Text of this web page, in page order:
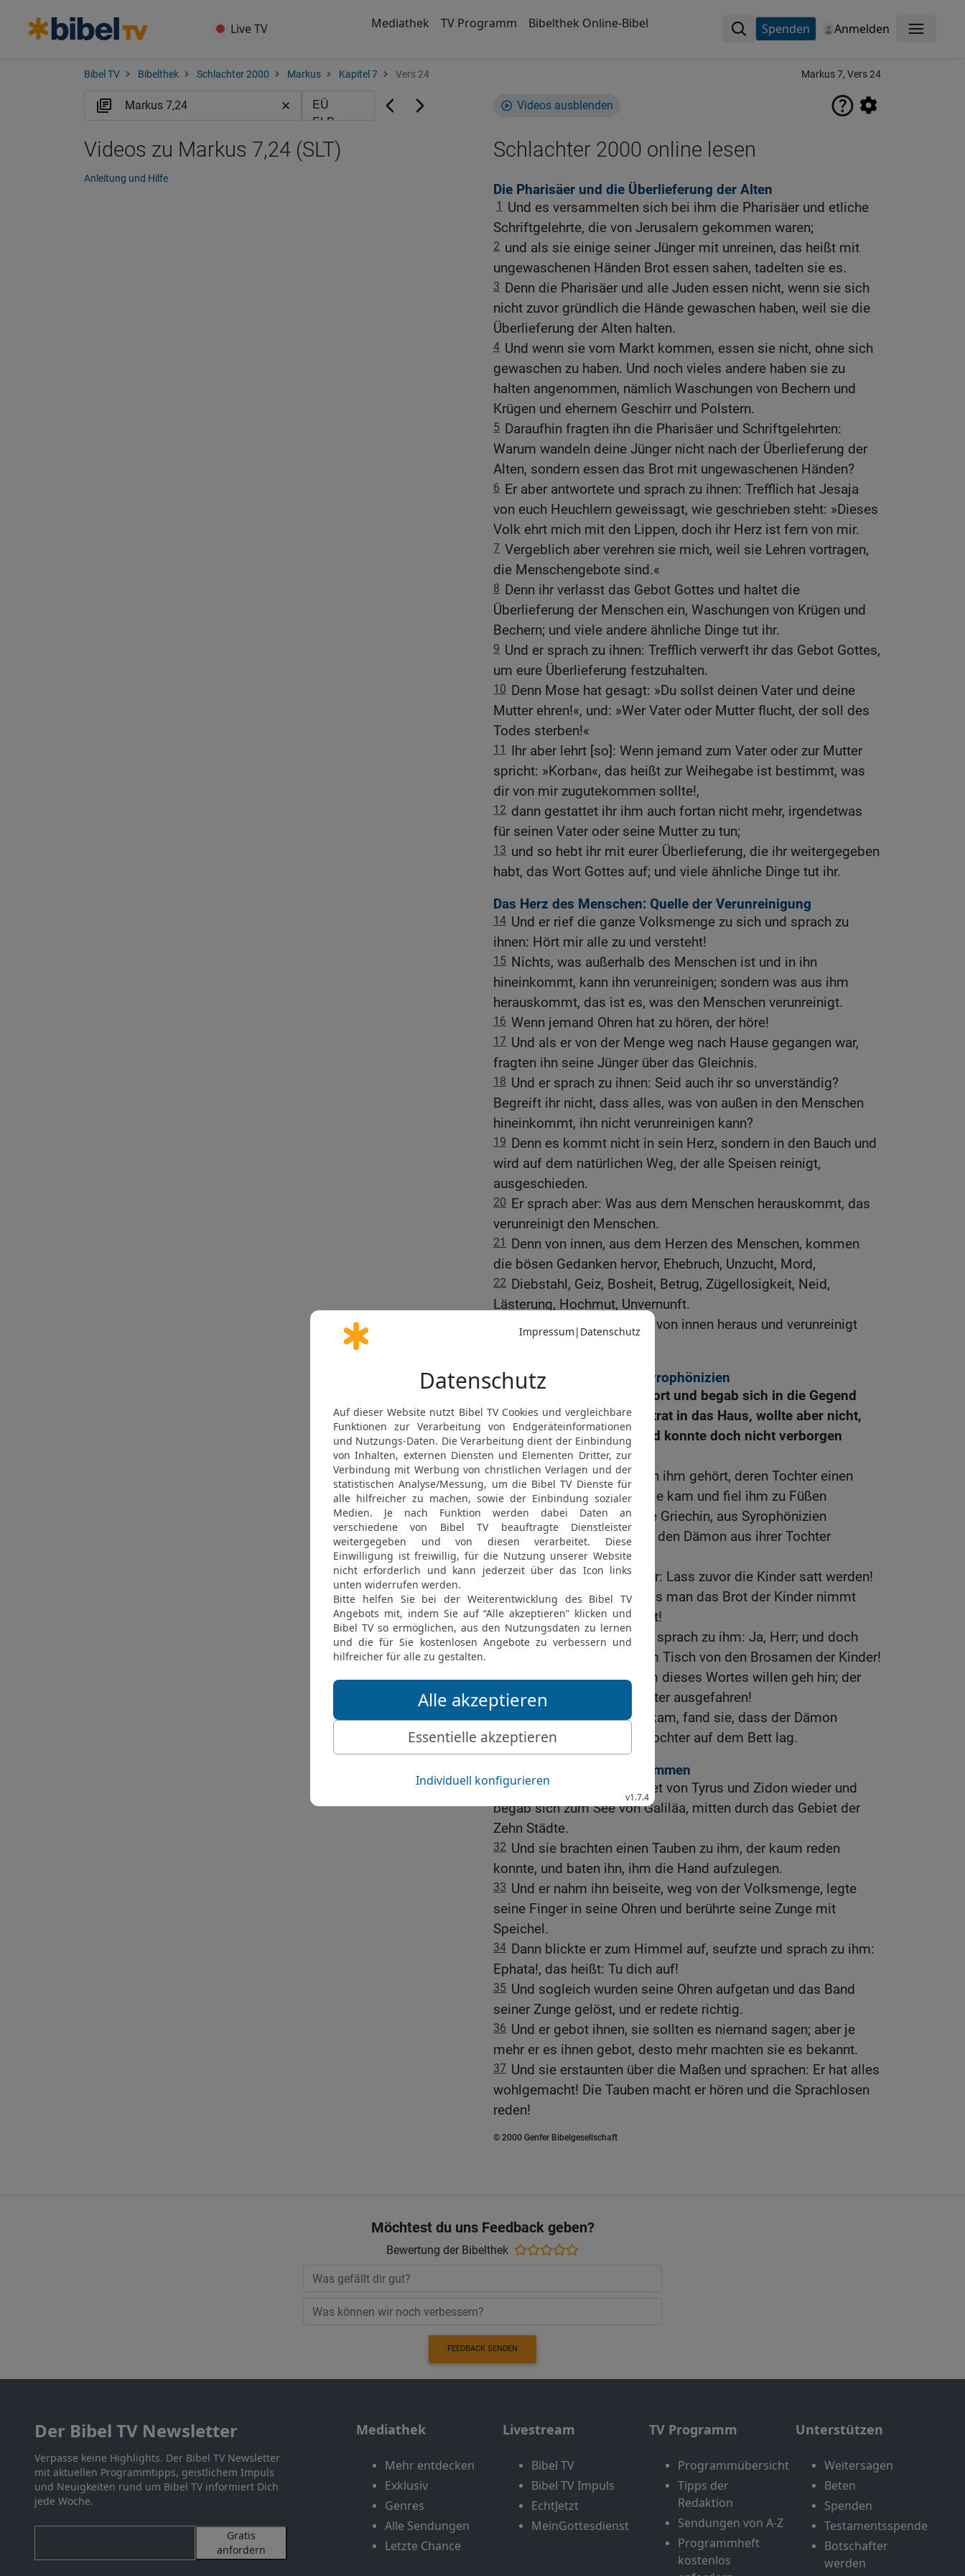
Live TV Mediathek TV Programm Bibelthek Online-Bibel Spenden Anmelden Menü
Bibel TV Bibelthek Schlachter 2000 Markus Kapitel 7 Vers 24 Markus 7, Vers 24
Videos ausblenden
Schlachter 2000 online lesen
Die Pharisäer und die Überlieferung der Alten
1
Und es versammelten sich bei ihm die Pharisäer und etliche
Schriftgelehrte, die von Jerusalem gekommen waren;
2 und als sie einige seiner Jünger mit unreinen, das heißt mit
ungewaschenen Händen Brot essen sahen, tadelten sie es.
3 Denn die Pharisäer und alle Juden essen nicht, wenn sie sich
nicht zuvor gründlich die Hände gewaschen haben, weil sie die
Überlieferung der Alten halten.
4 Und wenn sie vom Markt kommen, essen sie nicht, ohne sich
gewaschen zu haben. Und noch vieles andere haben sie zu
halten angenommen, nämlich Waschungen von Bechern und
Krügen und ehernem Geschirr und Polstern.
5 Daraufhin fragten ihn die Pharisäer und Schriftgelehrten:
Warum wandeln deine Jünger nicht nach der Überlieferung der
Alten, sondern essen das Brot mit ungewaschenen Händen?
6 Er aber antwortete und sprach zu ihnen: Trefflich hat Jesaja
von euch Heuchlern geweissagt, wie geschrieben steht: »Dieses
Volk ehrt mich mit den Lippen, doch ihr Herz ist fern von mir.
7 Vergeblich aber verehren sie mich, weil sie Lehren vortragen,
die Menschengebote sind.«
8 Denn ihr verlasst das Gebot Gottes und haltet die
Überlieferung der Menschen ein, Waschungen von Krügen und
Bechern; und viele andere ähnliche Dinge tut ihr.
9 Und er sprach zu ihnen: Trefflich verwerft ihr das Gebot Gottes,
um eure Überlieferung festzuhalten.
10 Denn Mose hat gesagt: »Du sollst deinen Vater und deine
Mutter ehren!«, und: »Wer Vater oder Mutter flucht, der soll des
Todes sterben!«
11
Ihr aber lehrt [so]: Wenn jemand zum Vater oder zur Mutter
spricht: »Korban«, das heißt zur Weihegabe ist bestimmt, was
dir von mir zugutekommen sollte!,
12 dann gestattet ihr ihm auch fortan nicht mehr, irgendetwas
für seinen Vater oder seine Mutter zu tun;
13 und so hebt ihr mit eurer Überlieferung, die ihr weitergegeben
habt, das Wort Gottes auf; und viele ähnliche Dinge tut ihr.
Das Herz des Menschen: Quelle der Verunreinigung
14 Und er rief die ganze Volksmenge zu sich und sprach zu
ihnen: Hört mir alle zu und versteht!
15 Nichts, was außerhalb des Menschen ist und in ihn
hineinkommt, kann ihn verunreinigen; sondern was aus ihm
herauskommt, das ist es, was den Menschen verunreinigt.
16 Wenn jemand Ohren hat zu hören, der höre!
17 Und als er von der Menge weg nach Hause gegangen war,
fragten ihn seine Jünger über das Gleichnis.
18 Und er sprach zu ihnen: Seid auch ihr so unverständig?
Begreift ihr nicht, dass alles, was von außen in den Menschen
hineinkommt, ihn nicht verunreinigen kann?
19 Denn es kommt nicht in sein Herz, sondern in den Bauch und
wird auf dem natürlichen Weg, der alle Speisen reinigt,
ausgeschieden.
20 Er sprach aber: Was aus dem Menschen herauskommt, das
verunreinigt den Menschen.
21
Denn von innen, aus dem Herzen des Menschen, kommen
die bösen Gedanken hervor, Ehebruch, Unzucht, Mord,
22 Diebstahl, Geiz, Bosheit, Betrug, Zügellosigkeit, Neid,
Lästerung, Hochmut, Unvernunft.
All dieses Böse kommt von innen heraus und verunreinigt
Jesus und die Frau aus Syrophönizien
Und er brach auf von dort und begab sich in die Gegend
von Tyrus und Zidon und trat in das Haus, wollte aber nicht,
dass es jemand erfuhr, und konnte doch nicht verborgen
bleiben.
25 Denn eine Frau hatte von ihm gehört, deren Tochter einen
unreinen Geist hatte, und sie kam und fiel ihm zu Füßen
26 — die Frau war aber eine Griechin, aus Syrophönizien
gebürtig —, und sie bat ihn, den Dämon aus ihrer Tochter
auszutreiben.
27 Aber Jesus sprach zu ihr: Lass zuvor die Kinder satt werden!
Denn es ist nicht recht, dass man das Brot der Kinder nimmt
und es den Hunden hinwirft!
28 Sie aber antwortete und sprach zu ihm: Ja, Herr; und doch
essen die Hunde unter dem Tisch von den Brosamen der Kinder!
Und er sprach zu ihr: Um dieses Wortes willen geh hin; der
Dämon ist aus deiner Tochter ausgefahren!
Und als sie in ihr Haus kam, fand sie, dass der Dämon
ausgefahren war und die Tochter auf dem Bett lag.
Die Heilung eines Taubstummen
31 Und er verließ das Gebiet von Tyrus und Zidon wieder und
begab sich zum See von Galiläa, mitten durch das Gebiet der
Zehn Städte.
32 Und sie brachten einen Tauben zu ihm, der kaum reden
konnte, und baten ihn, ihm die Hand aufzulegen.
33 Und er nahm ihn beiseite, weg von der Volksmenge, legte
seine Finger in seine Ohren und berührte seine Zunge mit
Speichel.
34 Dann blickte er zum Himmel auf, seufzte und sprach zu ihm:
Ephata!, das heißt: Tu dich auf!
35 Und sogleich wurden seine Ohren aufgetan und das Band
seiner Zunge gelöst, und er redete richtig.
36 Und er gebot ihnen, sie sollten es niemand sagen; aber je
mehr er es ihnen gebot, desto mehr machten sie es bekannt.
37 Und sie erstaunten über die Maßen und sprachen: Er hat alles
wohlgemacht! Die Tauben macht er hören und die Sprachlosen
reden!
© 2000 Genfer Bibelgesellschaft
Videos zu Markus 7,24 (SLT)
Anleitung und Hilfe
Möchtest du uns Feedback geben?
Bewertung der Bibelthek
FEEDBACK SENDEN
Der Bibel TV Newsletter
Verpasse keine Highlights. Der Bibel TV Newsletter
mit aktuellen Programmtipps, geistlichem Impuls
und Neuigkeiten rund um Bibel TV informiert Dich
jede Woche.
Gratis
anfordern
Mediathek
Mehr entdecken
Exklusiv
Genres
Alle Sendungen
Letzte Chance
Livestream
Bibel TV
Bibel TV Impuls
EchtJetzt
MeinGottesdienst
TV Programm
Programmübersicht
Tipps der
Redaktion
Sendungen von A-Z
Programmheft
kostenlos
Unterstützen
Weitersagen
Beten
Spenden
Testamentsspende
Botschafter
werden